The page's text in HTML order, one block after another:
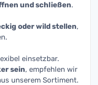
und schließen.
oder wild stellen,
einsetzbar.
sein, empfehlen wir
unserem Sortiment.